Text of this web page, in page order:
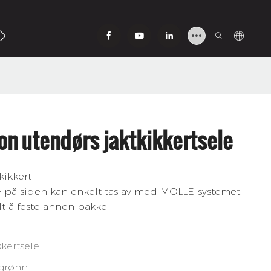
utendørs jaktkikkertsele
siden kan enkelt tas av med MOLLE-systemet.
å feste annen pakke